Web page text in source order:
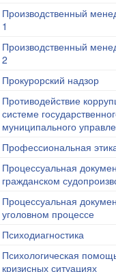
Производственный
1
Производственный
2
Прокурорский надзор
Противодействие
системе
муниципального
Профессиональная
Процессуальная
гражданском
Процессуальная
уголовном процессе
Психодиагностика
Психологическая
кризисных ситуациях